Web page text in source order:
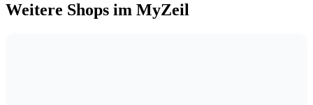
Weitere Shops im MyZeil